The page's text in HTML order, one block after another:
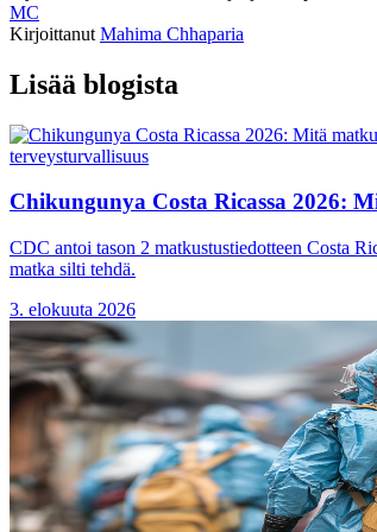
MC
Kirjoittanut Mahima Chhaparia
Lisää blogista
terveysturvallisuus
Chikungunya Costa Ricassa 2026:
CDC antoi tason 2 matkustustiedotteen Costa
matka silti tehdä.
3. elokuuta 2026